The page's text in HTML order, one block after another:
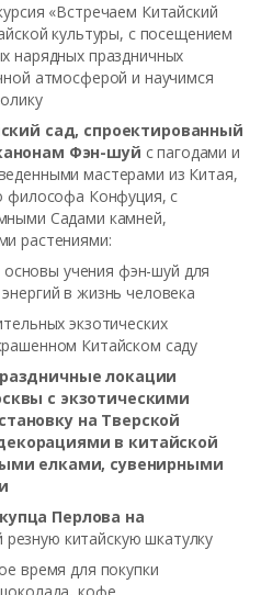
«Встречаем Китайский
культуры, с посещением
нарядных праздничных
атмосферой и научимся
сад, спроектированный
Фэн-шуй с пагодами и
мастерами из Китая,
философа Конфуция, с
Садами камней,
растениями:
основы учения фэн-шуй для
в жизнь человека
экзотических
Китайском саду
локации
с экзотическими
на Тверской
в китайской
елками, сувенирными
Перлова на
китайскую шкатулку
время для покупки